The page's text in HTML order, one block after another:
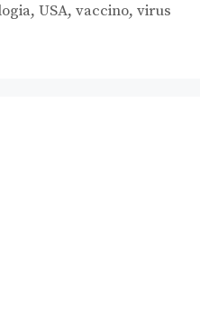
, USA, vaccino, virus